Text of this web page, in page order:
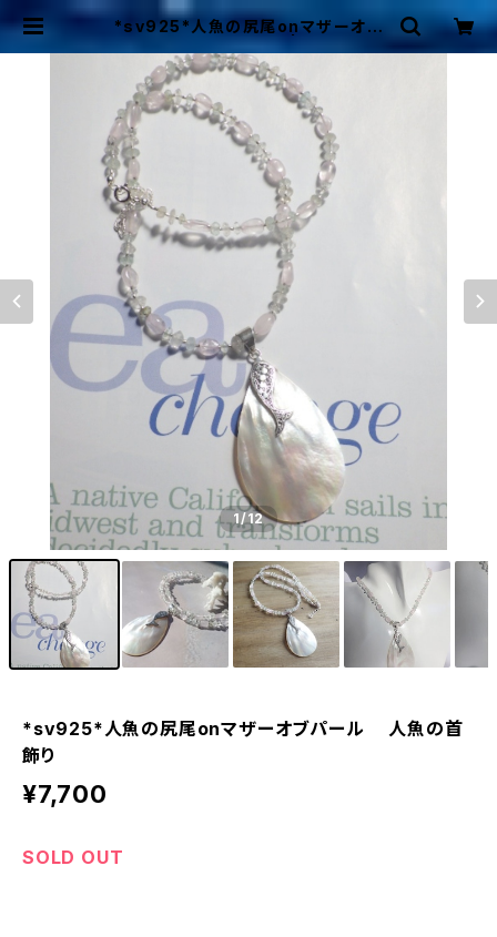
*sv925*人魚の尻尾onマザーオブ
パール 人魚の首飾り | Mermaid
Cottage
1/12
*sv925*人魚の尻尾onマザーオブパール 人魚の首
飾り
¥7,700
SOLD OUT